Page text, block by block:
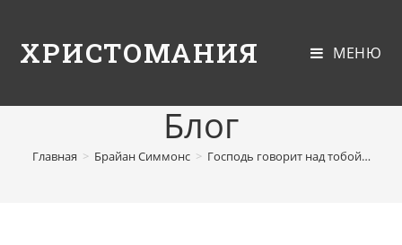
ХРИСТОМАНИЯ МЕНЮ
Блог
Главная > Брайан Симмонс > Господь говорит над тобой…